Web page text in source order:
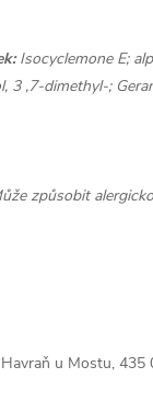
Isocyclemone E;
3 ,7-dimethyl-;
způsobit
u Mostu, 435